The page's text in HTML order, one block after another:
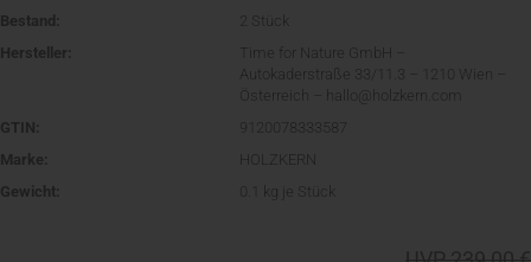
Bestand:
Stück
Hersteller:
Time for Nature GmbH –
Autokaderstraße 33/11.3 – 1210 Wien –
Österreich – hallo@holzkern.com
GTIN:
9120078333587
Marke:
HOLZKERN
Gewicht:
kg je Stück